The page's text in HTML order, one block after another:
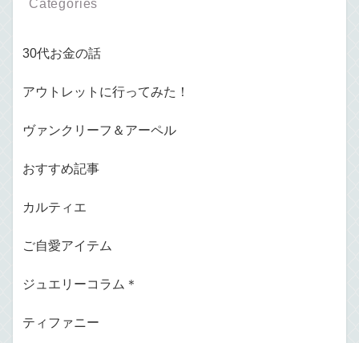
Categories
30代お金の話
アウトレットに行ってみた！
ヴァンクリーフ＆アーペル
おすすめ記事
カルティエ
ご自愛アイテム
ジュエリーコラム＊
ティファニー